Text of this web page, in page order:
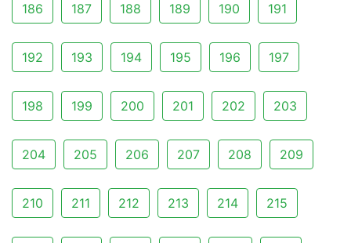
186 187 188 189 190 191
192 193 194 195 196 197
198 199 200 201 202 203
204 205 206 207 208 209
210 211 212 213 214 215